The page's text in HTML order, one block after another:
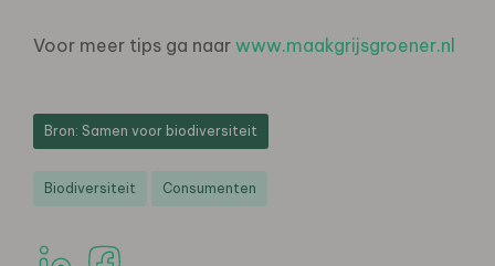
Voor meer tips ga naar www.maakgrijsgroener.nl
Bron: Samen voor biodiversiteit
Biodiversiteit Consumenten